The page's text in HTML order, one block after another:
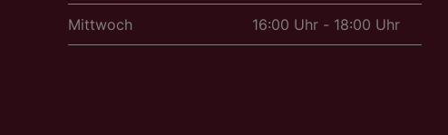
Mittwoch 16:00 Uhr - 18:00 Uhr